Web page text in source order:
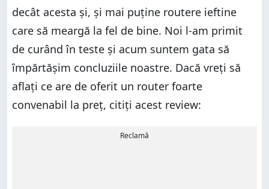
decât acesta și, și mai puține routere ieftine
care să meargă la fel de bine. Noi l-am primit
de curând în teste și acum suntem gata să
împărtășim concluziile noastre. Dacă vreți să
aflați ce are de oferit un router foarte
convenabil la preț, citiți acest review:
Reclamă